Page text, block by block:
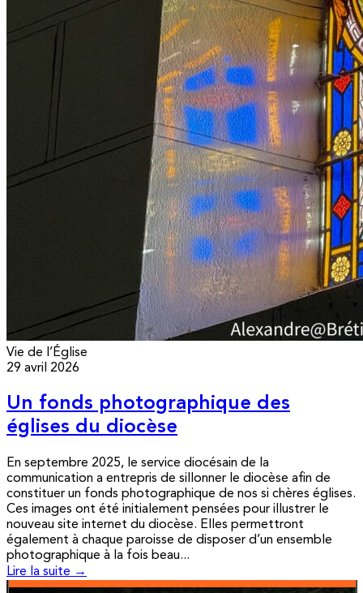
Vie de l’Église
29 avril 2026
Un fonds photographique des
églises du diocèse
En septembre 2025, le service diocésain de la
communication a entrepris de sillonner le diocèse afin de
constituer un fonds photographique de nos si chères églises.
Ces images ont été initialement pensées pour illustrer le
nouveau site internet du diocèse. Elles permettront
également à chaque paroisse de disposer d’un ensemble
photographique à la fois beau...
Lire la suite →